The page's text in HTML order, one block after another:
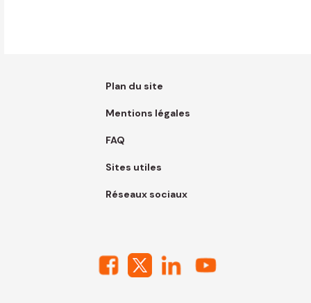
Plan du site
Mentions légales
FAQ
Sites utiles
Réseaux sociaux